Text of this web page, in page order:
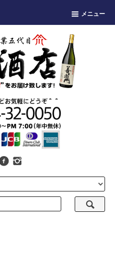
メニュー